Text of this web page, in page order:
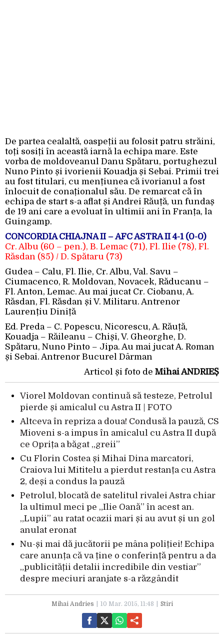
De partea cealaltă, oaspeții au folosit patru străini,
toți sosiți în această iarnă la echipa mare. Este
vorba de moldoveanul Danu Spătaru, portughezul
Nuno Pinto și ivorienii Kouadja și Sebai. Primii trei
au fost titulari, cu mențiunea că ivorianul a fost
înlocuit de conaționalul său. De remarcat că în
echipa de start s-a aflat și Andrei Răuță, un fundaș
de 19 ani care a evoluat în ultimii ani în Franța, la
Guingamp.
CONCORDIA CHIAJNA II – AFC ASTRA II 4-1 (0-0)
Cr. Albu (60 – pen.), B. Lemac (71), Fl. Ilie (78), Fl.
Răsdan (85) / D. Spătaru (73)
Gudea – Calu, Fl. Ilie, Cr. Albu, Val. Savu –
Ciumacenco, R. Moldovan, Novacek, Răducanu –
Fl. Anton, Lemac. Au mai jucat Cr. Ciobanu, A.
Răsdan, Fl. Răsdan și V. Militaru. Antrenor
Laurențiu Diniță
Ed. Preda – C. Popescu, Nicorescu, A. Răuță,
Kouadja – Răileanu – Chiși, V. Gheorghe, D.
Spătaru, Nuno Pinto – Jipa. Au mai jucat A. Roman
și Sebai. Antrenor Bucurel Dârman
Articol și foto de Mihai ANDRIEȘ
Viorel Moldovan continuă să testeze, Petrolul
pierde și amicalul cu Astra II | FOTO
Altceva în repriza a doua! Condusă la pauză, CS
Mioveni s-a impus în amicalul cu Astra II după
ce Oprița a băgat „greii”
Cu Florin Costea și Mihai Dina marcatori,
Craiova lui Mititelu a pierdut restanța cu Astra
2, deși a condus la pauză
Petrolul, blocată de satelitul rivalei Astra chiar
la ultimul meci pe „Ilie Oană” în acest an.
„Lupii” au ratat ocazii mari și au avut și un gol
anulat eronat
Nu-și mai dă jucătorii pe mâna poliției! Echipa
care anunța că va ține o conferință pentru a da
„publicității detalii incredibile din vestiar”
despre meciuri aranjate s-a răzgândit
Mihai Andries 10 Mar. 2015, 11:48 Stiri